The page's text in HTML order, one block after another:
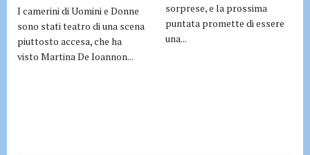
I camerini di Uomini e Donne
sono stati teatro di una scena
piuttosto accesa, che ha
visto Martina De Ioannon...
sorprese, e la prossima
puntata promette di essere
una...